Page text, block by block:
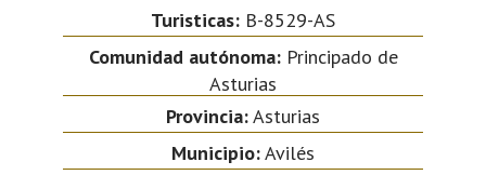
Turisticas: B-8529-AS
Comunidad autónoma:Principado de
Asturias
Provincia:Asturias
Municipio:Avilés